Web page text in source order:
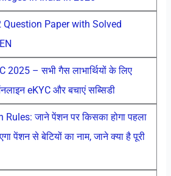
Paper with Solved
– सभी गैस लाभार्थियों के लिए
eKYC और बचाएं सब्सिडी
जाने पेंशन पर किसका होगा पहला
पेंशन से बेटियों का नाम, जाने क्या है पूरी